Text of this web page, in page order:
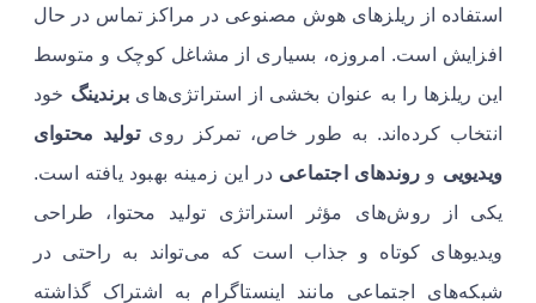
استفاده از ریلزهای هوش مصنوعی در مراکز تماس در حال
افزایش است. امروزه، بسیاری از مشاغل کوچک و متوسط
این ریلزها را به عنوان بخشی از استراتژی‌های برندینگ خود
انتخاب کرده‌اند. به طور خاص، تمرکز رویتولید محتوای
ویدیویی و روندهای اجتماعی در این زمینه بهبود یافته است.
یکی از روش‌های مؤثر استراتژی تولید محتوا، طراحی
ویدیوهای کوتاه و جذاب است که می‌تواند به راحتی در
شبکه‌های اجتماعی مانند اینستاگرام به اشتراک گذاشته